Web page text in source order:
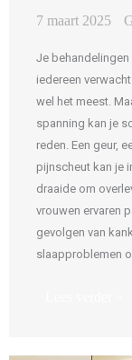
7 maart 2025
Je
iedereen
wel het meest.
spanning kan je
reden. Een geur,
pijnscheut kan je
draaide om
vrouwen ervaren
gevolgen van
slaapproblemen